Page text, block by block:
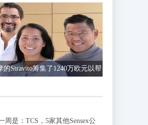
Stravito筹集了1240万欧元以帮
周是：TCS，5家其他Sensex公